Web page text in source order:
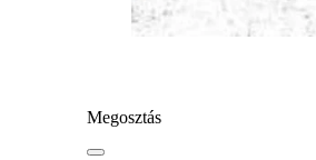
Megosztás